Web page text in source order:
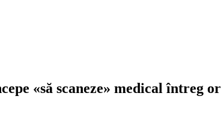
«să scaneze» medical întreg